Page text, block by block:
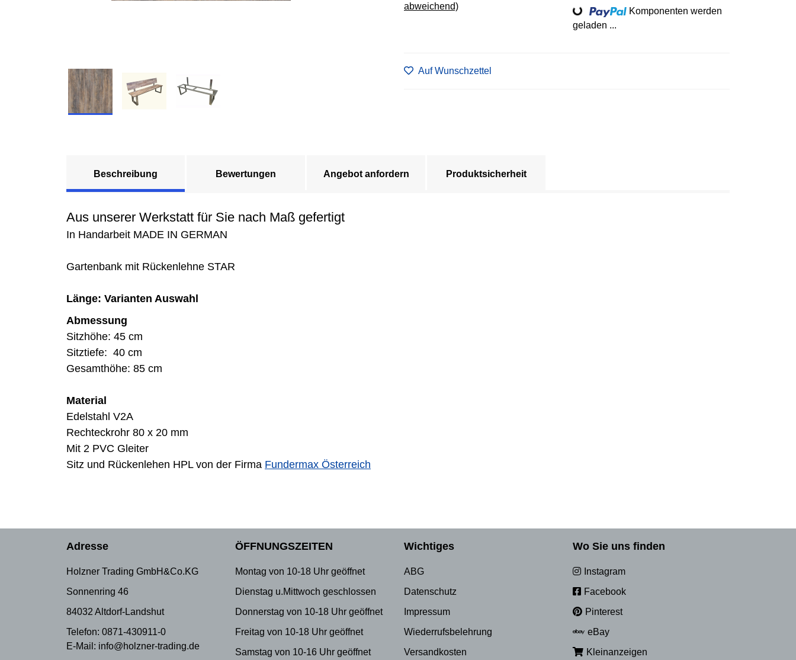
abweichend)
Loading...
Komponenten werden
geladen ...
Auf Wunschzettel
Beschreibung Bewertungen Angebot anfordern Produktsicherheit
Aus unserer Werkstatt für Sie nach Maß gefertigt
In Handarbeit MADE IN GERMAN
Gartenbank mit Rückenlehne STAR
Länge: Varianten Auswahl
Abmessung
Sitzhöhe: 45 cm
Sitztiefe: 40 cm
Gesamthöhe: 85 cm
Material
Edelstahl V2A
Rechteckrohr 80 x 20 mm
Mit 2 PVC Gleiter
Sitz und Rückenlehen HPL von der Firma Fundermax Österreich
Adresse
Holzner Trading GmbH&Co.KG
Sonnenring 46
84032 Altdorf-Landshut
Telefon: 0871-430911-0
E-Mail: info@holzner-trading.de
ÖFFNUNGSZEITEN
Montag von 10-18 Uhr geöffnet
Dienstag u.Mittwoch geschlossen
Donnerstag von 10-18 Uhr geöffnet
Freitag von 10-18 Uhr geöffnet
Samstag von 10-16 Uhr geöffnet
Wichtiges
ABG
Datenschutz
Impressum
Wiederrufsbelehrung
Versandkosten
Wo Sie uns finden
Instagram
Facebook
Pinterest
eBay
Kleinanzeigen